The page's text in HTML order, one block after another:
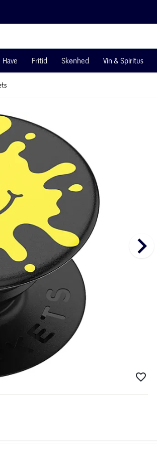
Have Fritid Skønhed Vin & Spiritus
keyboard_arrow_right